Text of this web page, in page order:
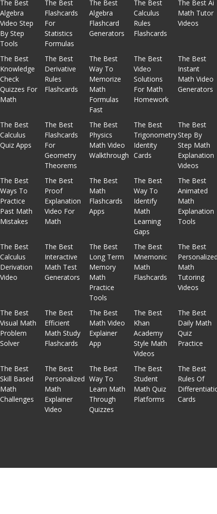
The Best
Algebra
Video Step
By Step
Tools
The Best
Flashcards
For
Statistics
Formulas
The Best
Algebra
Flashcard
Generators
The Best
Calculus
Rules
Flashcards
The Best Ai
Math Tutor
Videos
The Best
Knowledge
Check
Quizzes For
Math
The Best
Derivative
Rules
Flashcards
The Best
Way To
Memorize
Math
Formulas
Fast
The Best
Video
Solutions
For Math
Homework
The Best
Instant
Math Video
Generators
The Best
Calculus
Quiz Apps
The Best
Flashcards
For
Geometry
Theorems
The Best
Physics
Math Video
Walkthrough
The Best
Trigonometry
Identity
Cards
The Best
Step By
Step Math
Explanation
Videos
The Best
Ways To
Practice
Past Math
Mistakes
The Best
Proof
Explanation
Video For
Math
The Best
Math
Flashcards
Apps
The Best
Way To
Identify
Math
Learning
Gaps
The Best
Animated
Math
Explanation
Tools
The Best
Calculus
Derivation
Video
The Best
Interactive
Math Test
Generators
The Best
Long Term
Memory
Math
Practice
Tools
The Best
Mnemonic
Math
Flashcards
The Best
Math
Tutoring
Videos
The Best
Visual Math
Problem
Solver
The Best
Efficient
Math Study
Flashcards
The Best
Math Video
Explainer
App
The Best
Khan
Academy
Style Math
Videos
The Best
Daily Math
Quiz
Practice
The Best
Skill Based
Math
Challenges
The Best
Personalized
Math
Explainer
Video
The Best
Way To
Learn Math
Through
Quizzes
The Best
Student
Math Quiz
Platforms
The Best
Rules Of
Cards